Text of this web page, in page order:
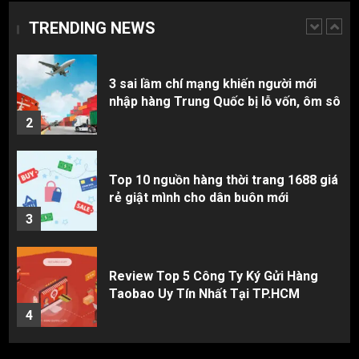
TRENDING NEWS
2
3 sai lầm chí mạng khiến người mới
3
Taobao: Thẻ Visa hay ví Alipay?